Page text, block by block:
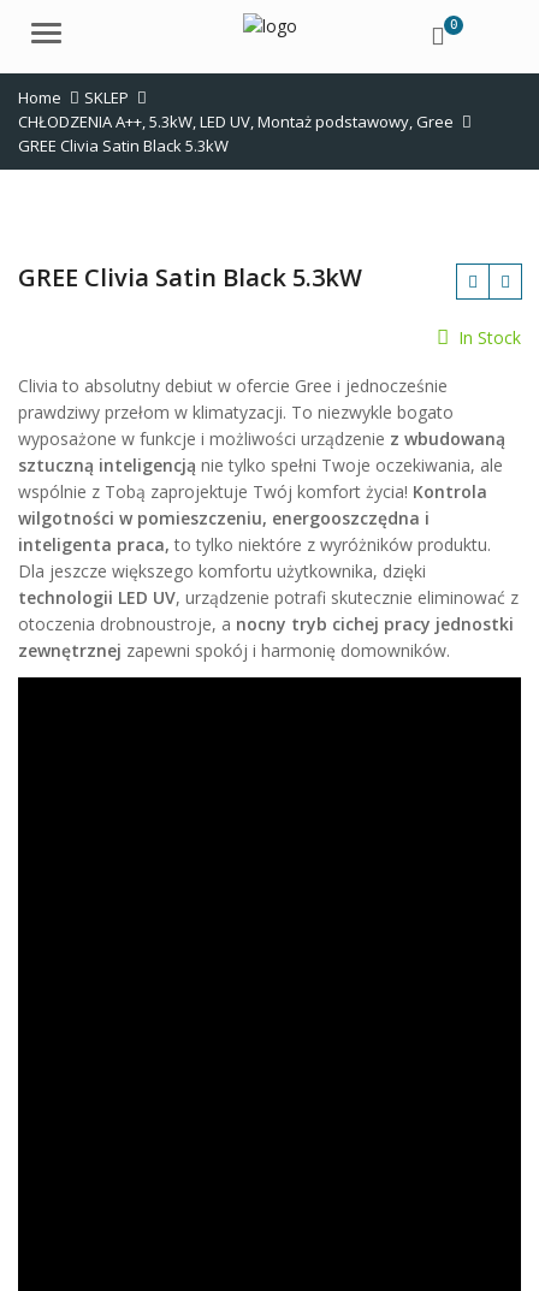
Menu 0
Home
SKLEP
CHŁODZENIA A++,5.3kW,LED UV,Montaż podstawowy,Gree
GREE Clivia Satin Black 5.3kW
GREE Clivia Satin Black 5.3kW
zł
In Stock
Clivia to absolutny debiut w ofercie Gree i jednocześnie
prawdziwy przełom w klimatyzacji. To niezwykle bogato
wyposażone w funkcje i możliwości urządzenie z wbudowaną
sztuczną inteligencją nie tylko spełni Twoje oczekiwania, ale
wspólnie z Tobą zaprojektuje Twój komfort życia! Kontrola
wilgotności w pomieszczeniu, energooszczędna i
inteligenta praca, to tylko niektóre z wyróżników produktu.
Dla jeszcze większego komfortu użytkownika, dzięki
technologii LED UV, urządzenie potrafi skutecznie eliminować z
otoczenia drobnoustroje, a nocny tryb cichej pracy jednostki
zewnętrznej zapewni spokój i harmonię domowników.